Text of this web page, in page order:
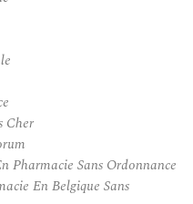
Cher
Pharmacie Sans Ordonnance
En Belgique Sans